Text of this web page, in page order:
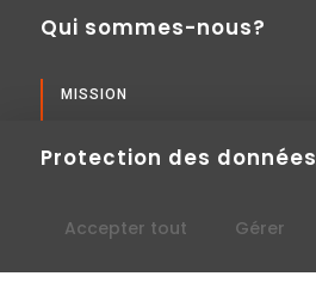
Protection des données
Accepter tout Gérer
Qui sommes-nous?
MISSION
ÉQUIPE ET CA
RAPPORTS ET PUBLICATIONS